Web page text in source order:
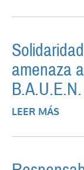
amenaza
B.A.U.E.N.
LEER MÁS